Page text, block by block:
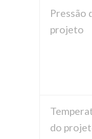
Pressão
projeto
do